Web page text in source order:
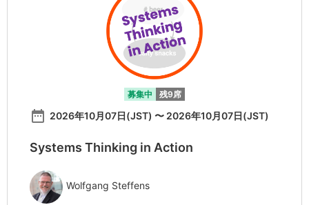
募集中 残9席
date_range 2026年10月07日(JST) 〜 2026年10月07日(JST)
Systems Thinking in Action
Wolfgang Steffens